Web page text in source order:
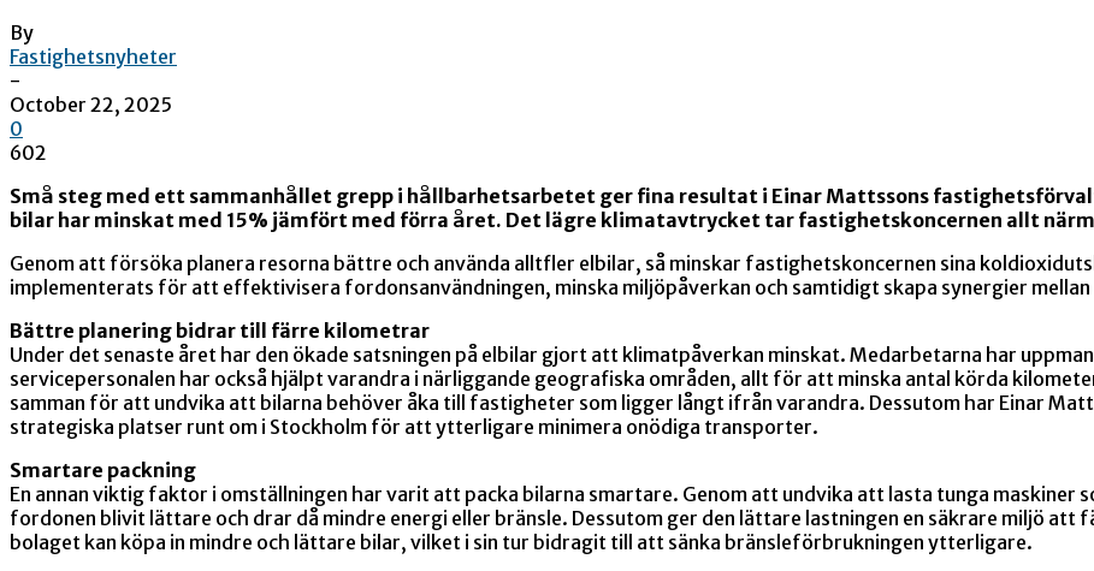
By
Fastighetsnyheter
-
October 22, 2025
0
602
Små steg med ett sammanhållet grepp i hållbarhetsarbetet ger fina resultat i Einar Mattssons
bilar har minskat med 15% jämfört med förra året. Det lägre klimatavtrycket tar fastighetskoncernen allt
Genom att försöka planera resorna bättre och använda alltfler elbilar, så minskar fastighetskoncernen sina
implementerats för att effektivisera fordonsanvändningen, minska miljöpåverkan och samtidigt skapa synergier
Bättre planering bidrar till färre kilometrar
Under det senaste året har den ökade satsningen på elbilar gjort att klimatpåverkan minskat. Medarbetarna har
servicepersonalen har också hjälpt varandra i närliggande geografiska områden, allt för att minska antal körda
samman för att undvika att bilarna behöver åka till fastigheter som ligger långt ifrån varandra. Dessutom har Einar
strategiska platser runt om i Stockholm för att ytterligare minimera onödiga transporter.
Smartare packning
En annan viktig faktor i omställningen har varit att packa bilarna smartare. Genom att undvika att lasta tunga maskiner
fordonen blivit lättare och drar då mindre energi eller bränsle. Dessutom ger den lättare lastningen en säkrare miljö att
bolaget kan köpa in mindre och lättare bilar, vilket i sin tur bidragit till att sänka bränsleförbrukningen ytterligare.